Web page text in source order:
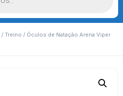
/ Treino / Óculos de Natação Arena Viper